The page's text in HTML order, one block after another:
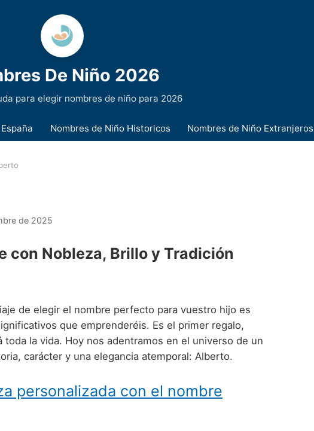
De Niño 2026
para elegir nombres de niño para 2026
Nombres de Niño Historicos Nombres de Niño Extranjeros
de 2025
con Nobleza, Brillo y Tradición
de elegir el nombre perfecto para vuestro hijo es
que emprenderéis. Es el primer regalo,
toda la vida. Hoy nos adentramos en el universo de un
carácter y una elegancia atemporal: Alberto.
personalizada con el nombre